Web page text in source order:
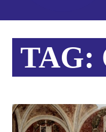
TAG: